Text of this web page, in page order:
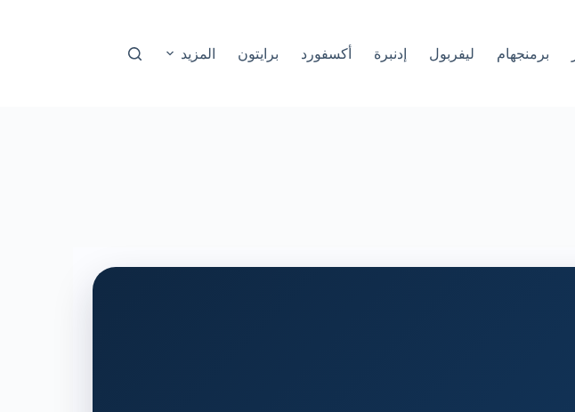
برمنجهام ليفربول إدنبرة أكسفورد برايتون المزيد